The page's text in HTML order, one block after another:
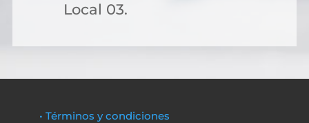
Local 03.
• Términos y condiciones